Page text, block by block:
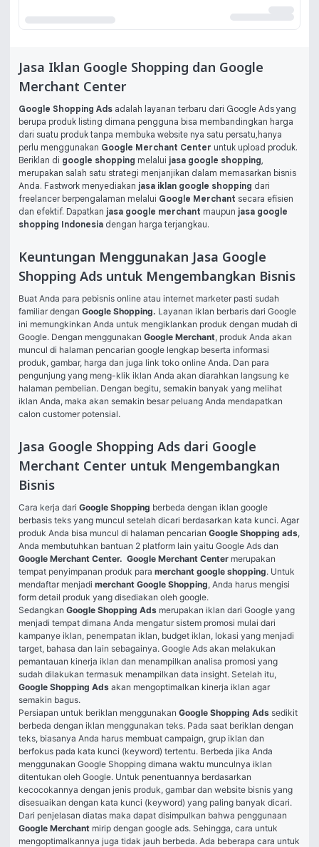
Jasa Iklan Google Shopping dan Google
Merchant Center
Google Shopping Ads adalah layanan terbaru dari Google Ads yang
berupa produk listing dimana pengguna bisa membandingkan harga
dari suatu produk tanpa membuka website nya satu persatu,hanya
perlu menggunakan Google Merchant Center untuk upload produk.
Beriklan di google shopping melalui jasa google shopping,
merupakan salah satu strategi menjanjikan dalam memasarkan bisnis
Anda. Fastwork menyediakan jasa iklan google shopping dari
freelancer berpengalaman melalui Google Merchant secara efisien
dan efektif. Dapatkan jasa google merchant maupun jasa google
shopping Indonesia dengan harga terjangkau.
Keuntungan Menggunakan Jasa Google
Shopping Ads untuk Mengembangkan Bisnis
Buat Anda para pebisnis online atau internet marketer pasti sudah
familiar dengan Google Shopping. Layanan iklan berbaris dari Google
ini memungkinkan Anda untuk mengiklankan produk dengan mudah di
Google. Dengan menggunakan Google Merchant, produk Anda akan
muncul di halaman pencarian google lengkap beserta informasi
produk, gambar, harga dan juga link toko online Anda. Dan para
pengunjung yang meng-klik iklan Anda akan diarahkan langsung ke
halaman pembelian. Dengan begitu, semakin banyak yang melihat
iklan Anda, maka akan semakin besar peluang Anda mendapatkan
calon customer potensial.
Jasa Google Shopping Ads dari Google
Merchant Center untuk Mengembangkan
Bisnis
Cara kerja dari Google Shopping berbeda dengan iklan google
berbasis teks yang muncul setelah dicari berdasarkan kata kunci. Agar
produk Anda bisa muncul di halaman pencarian Google Shopping ads,
Google Merchant Center. Google Merchant Center merupakan
tempat penyimpanan produk para merchant google shopping. Untuk
mendaftar menjadi merchant Google Shopping, Anda harus mengisi
form detail produk yang disediakan oleh google.
Sedangkan Google Shopping Ads merupakan iklan dari Google yang
menjadi tempat dimana Anda mengatur sistem promosi mulai dari
kampanye iklan, penempatan iklan, budget iklan, lokasi yang menjadi
target, bahasa dan lain sebagainya. Google Ads akan melakukan
pemantauan kinerja iklan dan menampilkan analisa promosi yang
Google Shopping Ads akan mengoptimalkan kinerja iklan agar
semakin bagus.
Persiapan untuk beriklan menggunakan Google Shopping Ads sedikit
berbeda dengan iklan menggunakan teks. Pada saat beriklan dengan
teks, biasanya Anda harus membuat campaign, grup iklan dan
berfokus pada kata kunci (keyword) tertentu. Berbeda jika Anda
menggunakan Google Shopping dimana waktu munculnya iklan
ditentukan oleh Google. Untuk penentuannya berdasarkan
kecocokannya dengan jenis produk, gambar dan website bisnis yang
disesuaikan dengan kata kunci (keyword) yang paling banyak dicari.
Google Merchant mirip dengan google ads. Sehingga, cara untuk
mengoptimalkannya juga tidak jauh berbeda. Ada beberapa cara untuk